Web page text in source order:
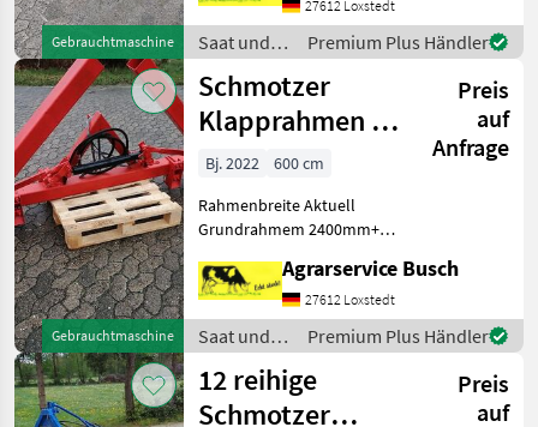
Gebrauchtmaschine
optional Bis zu 50cm
Reihenabstand variabel
versetllbar Exaktsteuerung
zum optima
27612 Loxstedt
Saat und
Pflege /
Schmotzer
Premium Plus Händler
Gebrauchtmaschine
Schmotzer
Klapprahmen bis
6m Hydraulische
Klappung
Fabrika
Preis
auf
Anfrage
Bj. 2022
600 cm
Rahmenbreite Aktuell
Grundrahmem 2400mm+je
Gesamtbreite 5400mm
Optional ist der Rahmen
mit 120mm Vierkant zu
Erweitern Klapprahmen mit
Dreipunk
Agrarservice Busch
27612 Loxstedt
Saat und
Pflege /
Schmotzer
Premium Plus Händler
12 reihige
Schmotzer
Preis
auf